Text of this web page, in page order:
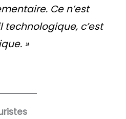
Ce n’est
c’est
. »